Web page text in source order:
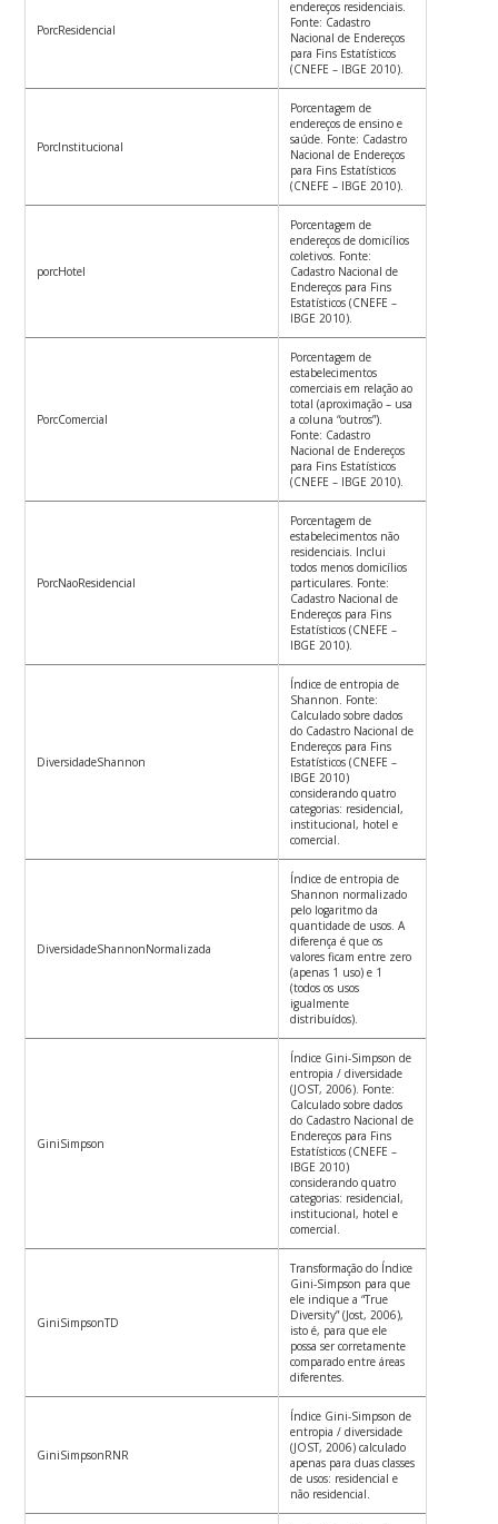
PorcResidencial
endereços residenciais.
Fonte: Cadastro
Nacional de Endereços
para Fins Estatísticos
(CNEFE – IBGE 2010).
PorcInstitucional
Porcentagem de
endereços de ensino e
saúde. Fonte: Cadastro
Nacional de Endereços
para Fins Estatísticos
(CNEFE – IBGE 2010).
porcHotel
Porcentagem de
endereços de domicílios
coletivos. Fonte:
Cadastro Nacional de
Endereços para Fins
Estatísticos (CNEFE –
IBGE 2010).
PorcComercial
Porcentagem de
estabelecimentos
comerciais em relação ao
total (aproximação – usa
a coluna “outros”).
Fonte: Cadastro
Nacional de Endereços
para Fins Estatísticos
(CNEFE – IBGE 2010).
PorcNaoResidencial
Porcentagem de
estabelecimentos não
residenciais. Inclui
todos menos domicílios
particulares. Fonte:
Cadastro Nacional de
Endereços para Fins
Estatísticos (CNEFE –
IBGE 2010).
DiversidadeShannon
Índice de entropia de
Shannon. Fonte:
Calculado sobre dados
do Cadastro Nacional de
Endereços para Fins
Estatísticos (CNEFE –
IBGE 2010)
considerando quatro
categorias: residencial,
institucional, hotel e
comercial.
DiversidadeShannonNormalizada
Índice de entropia de
Shannon normalizado
pelo logaritmo da
quantidade de usos. A
diferença é que os
valores ficam entre zero
(apenas 1 uso) e 1
(todos os usos
igualmente
distribuídos).
GiniSimpson
Índice Gini-Simpson de
entropia / diversidade
(JOST, 2006). Fonte:
Calculado sobre dados
do Cadastro Nacional de
Endereços para Fins
Estatísticos (CNEFE –
IBGE 2010)
considerando quatro
categorias: residencial,
institucional, hotel e
comercial.
GiniSimpsonTD
Transformação do Índice
Gini-Simpson para que
ele indique a “True
Diversity” (Jost, 2006),
isto é, para que ele
possa ser corretamente
comparado entre áreas
diferentes.
GiniSimpsonRNR
Índice Gini-Simpson de
entropia / diversidade
(JOST, 2006) calculado
apenas para duas classes
de usos: residencial e
não residencial.